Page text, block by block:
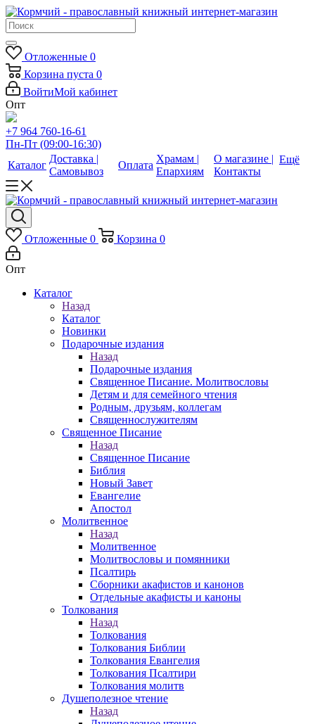
Отложенные 0
Корзина пуста 0
ВойтиМой кабинет
Опт
+7 964 760-16-61
Пн-Пт (09:00-16:30)
Каталог
Доставка |
Самовывоз
Оплата
Храмам |
Епархиям
О магазине |
Контакты
Ещё
Отложенные 0 Корзина 0
Опт
Каталог
Назад
Каталог
Новинки
Подарочные издания
Назад
Подарочные издания
Священное Писание. Молитвословы
Детям и для семейного чтения
Родным, друзьям, коллегам
Священнослужителям
Священное Писание
Назад
Священное Писание
Библия
Новый Завет
Евангелие
Апостол
Молитвенное
Назад
Молитвенное
Молитвословы и помянники
Псалтирь
Сборники акафистов и канонов
Отдельные акафисты и каноны
Толкования
Назад
Толкования
Толкования Библии
Толкования Евангелия
Толкования Псалтири
Толкования молитв
Душеполезное чтение
Назад